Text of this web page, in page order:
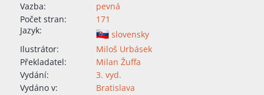
Vazba:
pevná
Počet stran:
171
Jazyk:
slovensky
Ilustrátor:
Miloš Urbásek
Překladatel:
Milan Žuffa
Vydání:
3. vyd.
Vydáno v:
Bratislava